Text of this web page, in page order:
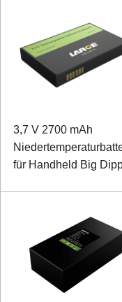
3,7 V 2700 mAh
für Handheld Big